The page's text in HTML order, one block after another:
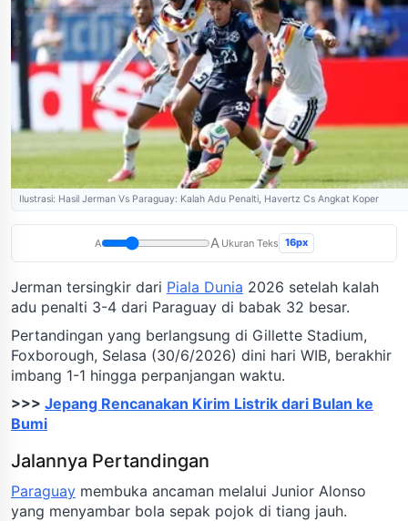
Ilustrasi: Hasil Jerman Vs Paraguay: Kalah Adu Penalti, Havertz Cs Angkat Koper
A A Ukuran Teks 16px
Jerman tersingkir dari Piala Dunia 2026 setelah kalah
adu penalti 3-4 dari Paraguay di babak 32 besar.
Pertandingan yang berlangsung di Gillette Stadium,
Foxborough, Selasa (30/6/2026) dini hari WIB, berakhir
imbang 1-1 hingga perpanjangan waktu.
>>> Jepang Rencanakan Kirim Listrik dari Bulan ke
Bumi
Jalannya Pertandingan
Paraguay membuka ancaman melalui Junior Alonso
yang menyambar bola sepak pojok di tiang jauh.